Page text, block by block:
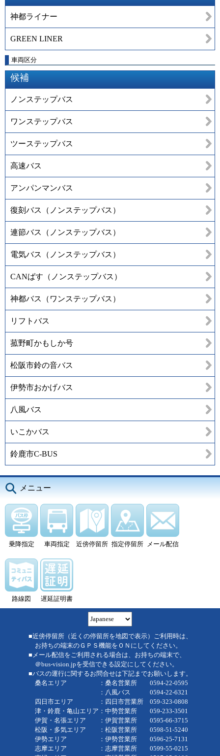
神都ライナー
GREEN LINER
車両区分
候補
ノンステップバス
ワンステップバス
ツーステップバス
高速バス
アンパンマンバス
復刻バス（ノンステップバス）
連節バス（ノンステップバス）
電気バス（ノンステップバス）
CANばす（ノンステップバス）
神都バス（ワンステップバス）
リフトバス
菰野町かもしか号
松阪市鈴の音バス
伊勢市おかげバス
八風バス
いこかバス
鈴鹿市C-BUS
メニュー
乗降指定 車両指定 近傍停留所 指定停留所 メール配信
路線図 遅延証明書
■近傍停留所（近くの停留所を地図で表示）ご利用時は、
お持ちの端末のＧＰＳ機能をＯＮにしてください。
■メール配信をご利用される場合は、お持ちの端末で、
＠bus-vision.jpを受信できる設定にしてください。
■バスの運行に関するお問合せは下記までお願いします。
桑名エリア ：桑名営業所 0594-22-0595
：八風バス 0594-22-6321
四日市エリア ：四日市営業所 059-323-0808
津・鈴鹿・亀山エリア：中勢営業所 059-233-3501
伊賀・名張エリア ：伊賀営業所 0595-66-3715
松阪・多気エリア ：松阪営業所 0598-51-5240
伊勢エリア ：伊勢営業所 0596-25-7131
志摩エリア ：志摩営業所 0599-55-0215